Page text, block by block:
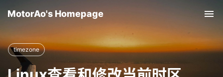
MotorAo's Homepage
timezone